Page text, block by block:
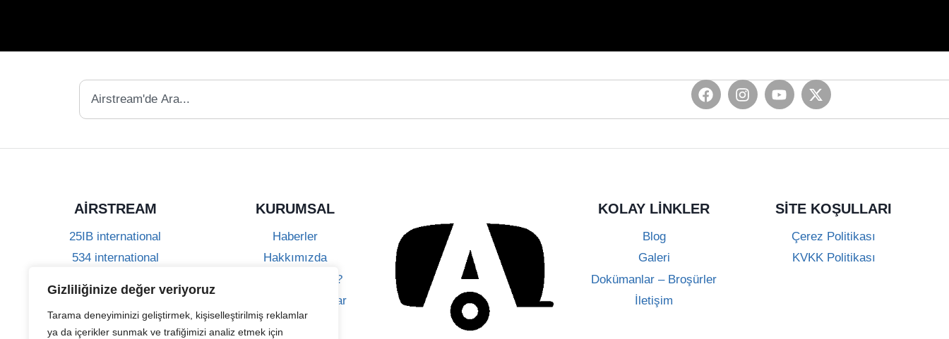
Gizliliğinize değer veriyoruz
Tarama deneyiminizi geliştirmek, kişiselleştirilmiş reklamlar
ya da içerikler sunmak ve trafiğimizi analiz etmek için
AIRSTREAM
25IB international
534 international
KURUMSAL
Haberler
Hakkımızda
Neden Airstream?
Sık Sorulan Sorular
Tarihçe
KOLAY LİNKLER
Blog
Galeri
Dokümanlar – Broşürler
İletişim
SITE KOŞULLARI
Çerez Politikası
KVKK Politikası